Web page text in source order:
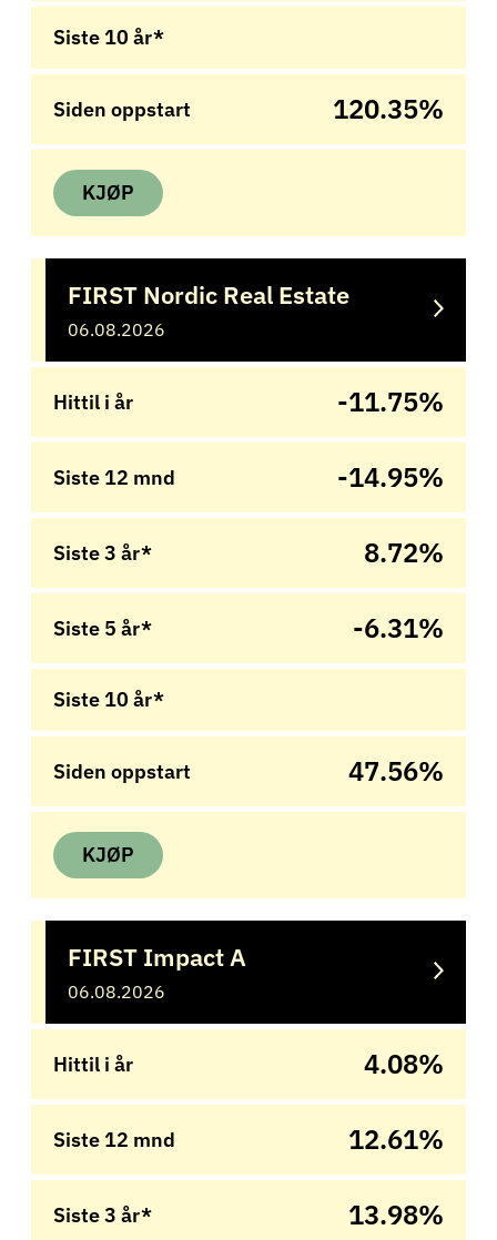
Siste 10 år*
Siden oppstart 120.35%
KJØP
FIRST Nordic Real Estate
06.08.2026
Hittil i år -11.75%
Siste 12 mnd -14.95%
Siste 3 år* 8.72%
Siste 5 år* -6.31%
Siste 10 år*
Siden oppstart 47.56%
KJØP
FIRST Impact A
06.08.2026
Hittil i år 4.08%
Siste 12 mnd 12.61%
Siste 3 år* 13.98%